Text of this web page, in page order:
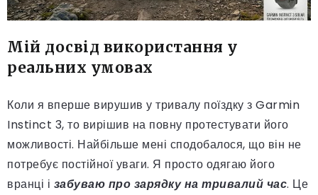
Мій досвід використання у
реальних умовах
Коли я вперше вирушив у тривалу поїздку з Garmin
Instinct 3, то вирішив на повну протестувати його
можливості. Найбільше мені сподобалося, що він не
потребує постійної уваги. Я просто одягаю його
вранці і забуваю про зарядку на тривалий час. Це